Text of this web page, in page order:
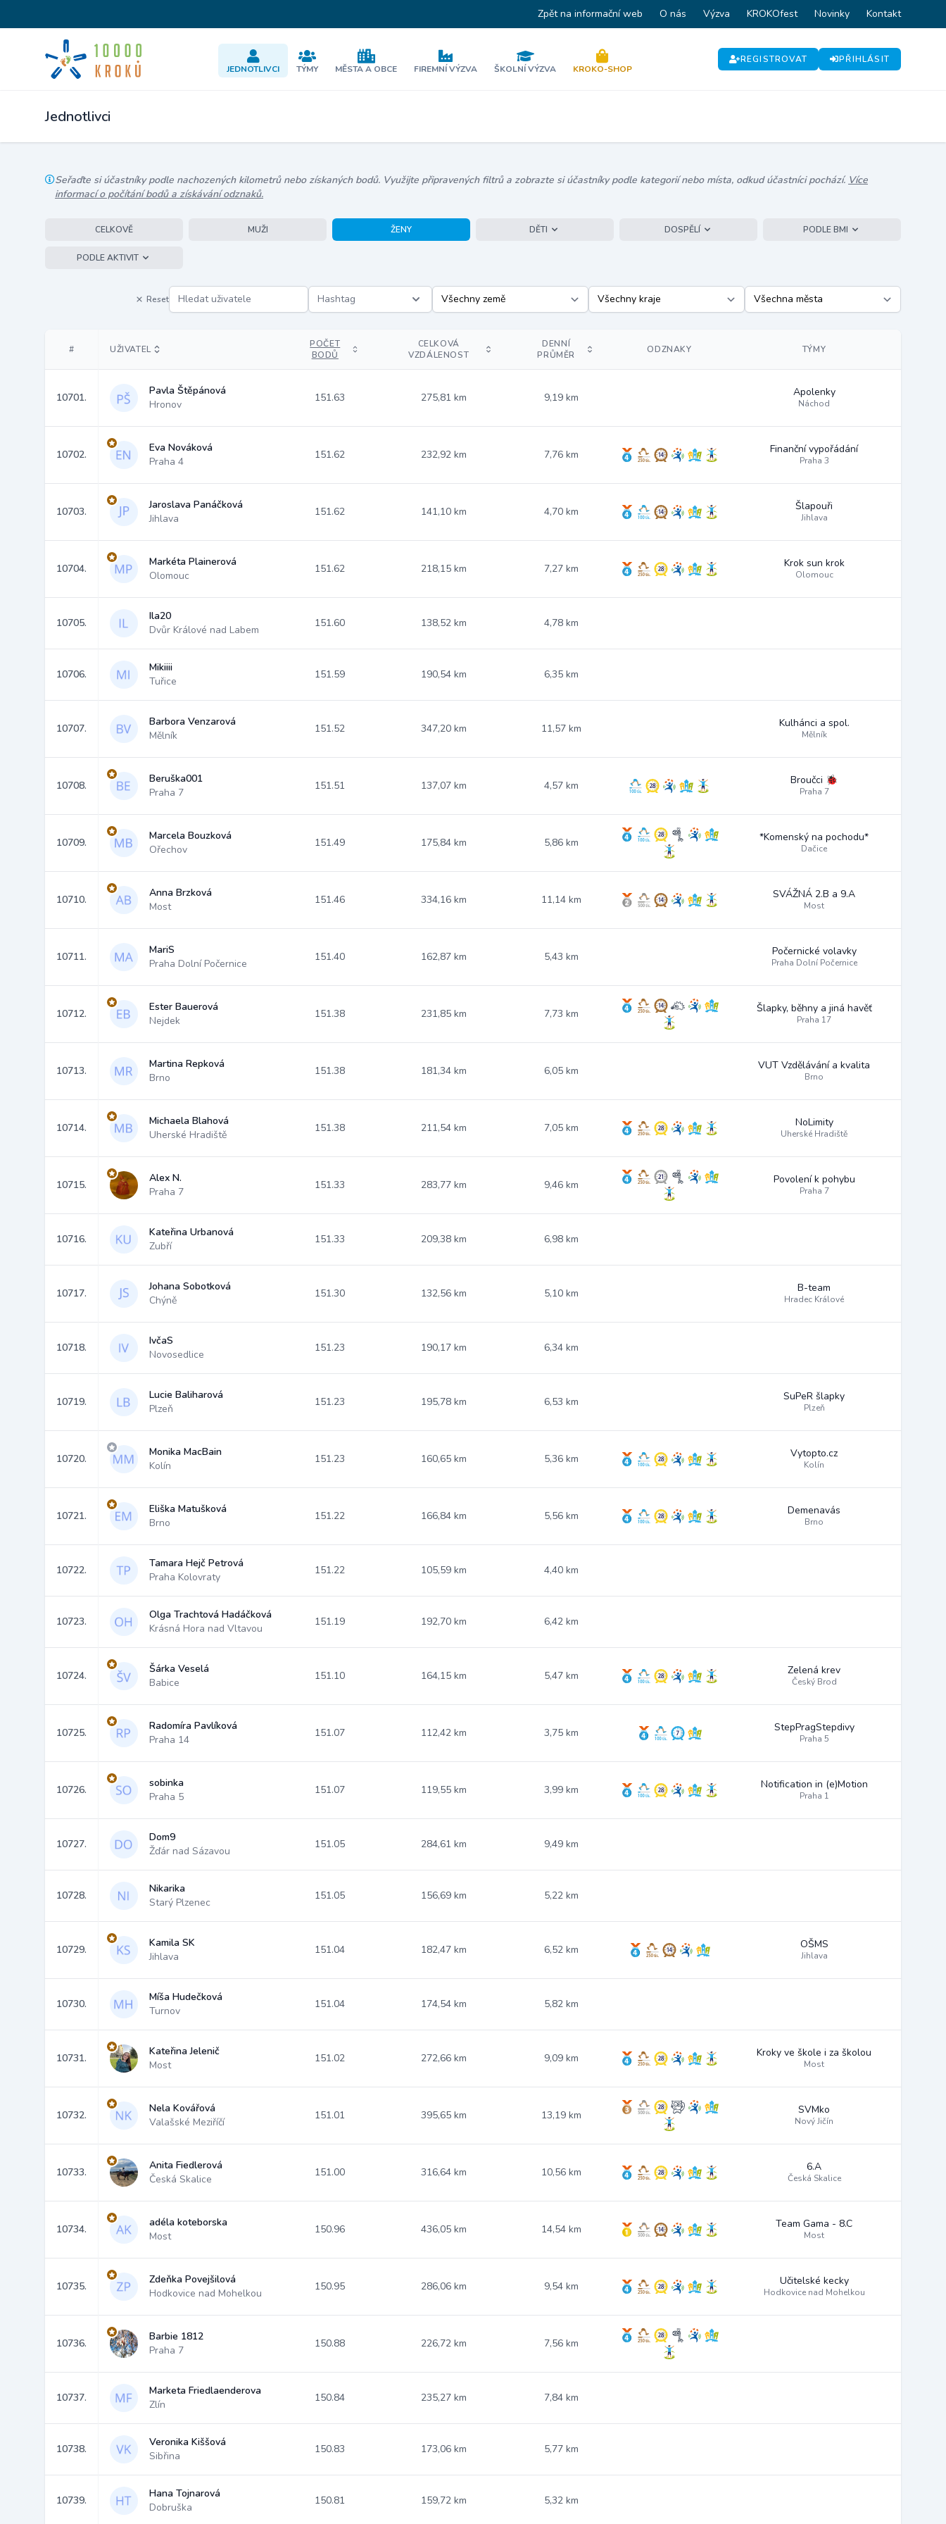
Zpět na informační web O nás Výzva KROKOfest Novinky Kontakt
JEDNOTLIVCI TÝMY MĚSTA A OBCE FIREMNÍ VÝZVA ŠKOLNÍ VÝZVA KROKO-SHOP
REGISTROVAT PŘIHLÁSIT
Jednotlivci
Seřaďte si účastníky podle nachozených kilometrů nebo získaných bodů. Využijte připravených filtrů a zobrazte si účastníky podle kategorií nebo místa, odkud účastníci pochází. Více
informací o počítání bodů a získávání odznaků.
CELKOVĚ MUŽI ŽENY DĚTI DOSPĚLÍ PODLE BMI
PODLE AKTIVIT
Reset Hashtag
# UŽIVATEL
POČET
BODŮ
CELKOVÁ
VZDÁLENOST
DENNÍ
PRŮMĚR
ODZNAKY TÝMY
10701.
Pavla Štěpánová
Hronov
151.63 275,81 km 9,19 km Apolenky
Náchod
10702.
Eva Nováková
Praha 4
151.62 232,92 km 7,76 km Finanční vypořádání
Praha 3
10703.
Jaroslava Panáčková
Jihlava
151.62 141,10 km 4,70 km Šlapouři
Jihlava
10704.
Markéta Plainerová
Olomouc
151.62 218,15 km 7,27 km Krok sun krok
Olomouc
10705.
Ila20
Dvůr Králové nad Labem
151.60 138,52 km 4,78 km
10706.
Mikiiii
Tuřice
151.59 190,54 km 6,35 km
10707.
Barbora Venzarová
Mělník
151.52 347,20 km 11,57 km Kulhánci a spol.
Mělník
10708.
Beruška001
Praha 7
151.51 137,07 km 4,57 km Broučci 🐞
Praha 7
10709.
Marcela Bouzková
Ořechov
151.49 175,84 km 5,86 km *Komenský na pochodu*
Dačice
10710.
Anna Brzková
Most
151.46 334,16 km 11,14 km SVÁŽNÁ 2.B a 9.A
Most
10711.
MariS
Praha Dolní Počernice
151.40 162,87 km 5,43 km Počernické volavky
Praha Dolní Počernice
10712.
Ester Bauerová
Nejdek
151.38 231,85 km 7,73 km Šlapky, běhny a jiná havěť
Praha 17
10713.
Martina Repková
Brno
151.38 181,34 km 6,05 km VUT Vzdělávání a kvalita
Brno
10714.
Michaela Blahová
Uherské Hradiště
151.38 211,54 km 7,05 km NoLimity
Uherské Hradiště
10715.
Alex N.
Praha 7
151.33 283,77 km 9,46 km Povolení k pohybu
Praha 7
10716.
Kateřina Urbanová
Zubří
151.33 209,38 km 6,98 km
10717.
Johana Sobotková
Chýně
151.30 132,56 km 5,10 km B-team
Hradec Králové
10718.
IvčaS
Novosedlice
151.23 190,17 km 6,34 km
10719.
Lucie Baliharová
Plzeň
151.23 195,78 km 6,53 km SuPeR šlapky
Plzeň
10720.
Monika MacBain
Kolín
151.23 160,65 km 5,36 km Vytopto.cz
Kolín
10721.
Eliška Matušková
Brno
151.22 166,84 km 5,56 km Demenavás
Brno
10722.
Tamara Hejč Petrová
Praha Kolovraty
151.22 105,59 km 4,40 km
10723.
Olga Trachtová Hadáčková
Krásná Hora nad Vltavou
151.19 192,70 km 6,42 km
10724.
Šárka Veselá
Babice
151.10 164,15 km 5,47 km Zelená krev
Český Brod
10725.
Radomíra Pavlíková
Praha 14
151.07 112,42 km 3,75 km StepPragStepdivy
Praha 5
10726.
sobinka
Praha 5
151.07 119,55 km 3,99 km Notification in (e)Motion
Praha 1
10727.
Dom9
Žďár nad Sázavou
151.05 284,61 km 9,49 km
10728.
Nikarika
Starý Plzenec
151.05 156,69 km 5,22 km
10729.
Kamila SK
Jihlava
151.04 182,47 km 6,52 km OŠMS
Jihlava
10730.
Míša Hudečková
Turnov
151.04 174,54 km 5,82 km
10731.
Kateřina Jelenič
Most
151.02 272,66 km 9,09 km Kroky ve škole i za školou
Most
10732.
Nela Kovářová
Valašské Meziříčí
151.01 395,65 km 13,19 km SVMko
Nový Jičín
10733.
Anita Fiedlerová
Česká Skalice
151.00 316,64 km 10,56 km 6.A
Česká Skalice
10734.
adéla koteborska
Most
150.96 436,05 km 14,54 km Team Gama - 8.C
Most
10735.
Zdeňka Povejšilová
Hodkovice nad Mohelkou
150.95 286,06 km 9,54 km Učitelské kecky
Hodkovice nad Mohelkou
10736.
Barbie 1812
Praha 7
150.88 226,72 km 7,56 km
10737.
Marketa Friedlaenderova
Zlín
150.84 235,27 km 7,84 km
10738.
Veronika Kiššová
Sibřina
150.83 173,06 km 5,77 km
10739.
Hana Tojnarová
Dobruška
150.81 159,72 km 5,32 km